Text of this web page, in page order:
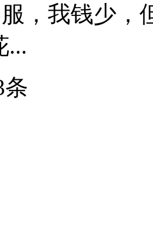
，我钱少，
...